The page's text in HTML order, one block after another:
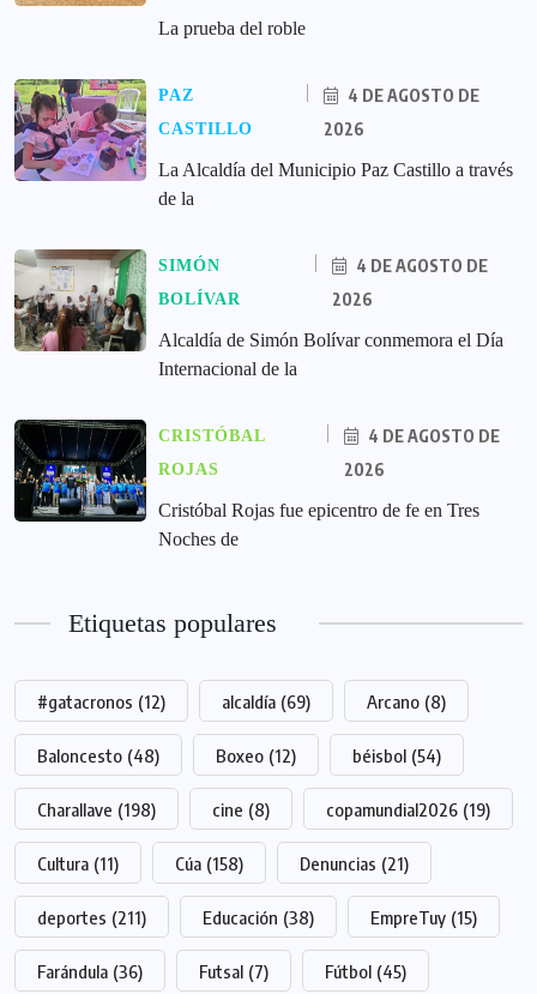
La prueba del roble
PAZ
CASTILLO
4 DE AGOSTO DE
2026
La Alcaldía del Municipio Paz Castillo a través
de la
SIMÓN
BOLÍVAR
4 DE AGOSTO DE
2026
Alcaldía de Simón Bolívar conmemora el Día
Internacional de la
CRISTÓBAL
ROJAS
4 DE AGOSTO DE
2026
Cristóbal Rojas fue epicentro de fe en Tres
Noches de
Etiquetas populares
#gatacronos (12) alcaldía (69) Arcano (8)
Baloncesto (48) Boxeo (12) béisbol (54)
Charallave (198) cine (8) copamundial2026 (19)
Cultura (11) Cúa (158) Denuncias (21)
deportes (211) Educación (38) EmpreTuy (15)
Farándula (36) Futsal (7) Fútbol (45)